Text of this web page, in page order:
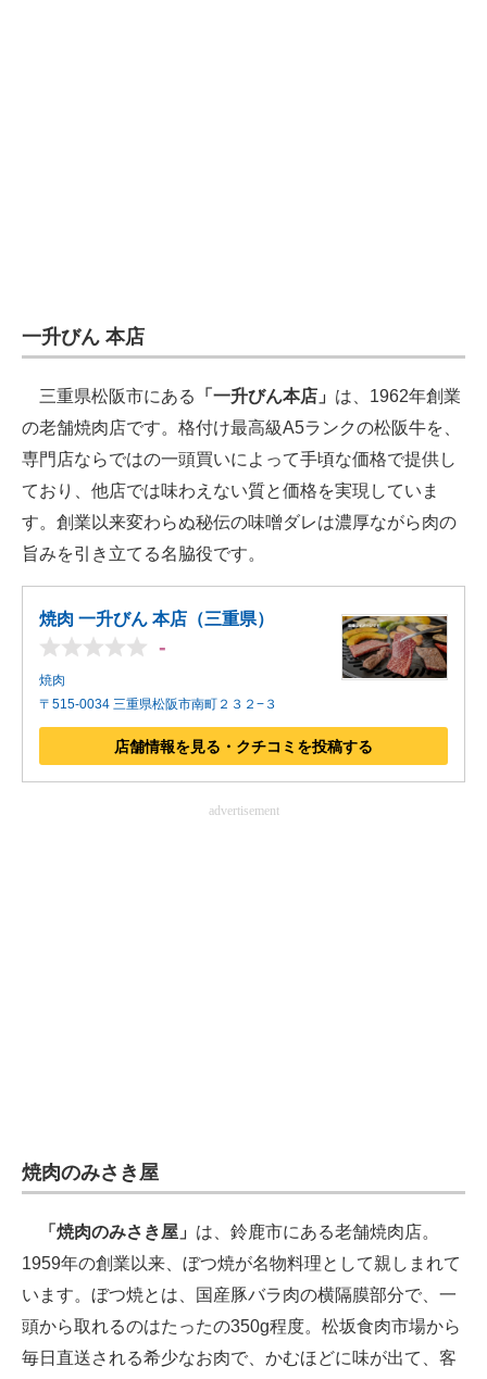
一升びん 本店
三重県松阪市にある 「一升びん本店」 は、1962年創業
の老舗焼肉店です。格付け最高級A5ランクの松阪牛を、
専門店ならではの一頭買いによって手頃な価格で提供し
ており、他店では味わえない質と価格を実現していま
す。創業以来変わらぬ秘伝の味噌ダレは濃厚ながら肉の
旨みを引き立てる名脇役です。
焼肉 一升びん 本店（三重県）
-
焼肉
〒515-0034 三重県松阪市南町２３２−３
店舗情報を見る・クチコミを投稿する
advertisement
焼肉のみさき屋
「焼肉のみさき屋」 は、鈴鹿市にある老舗焼肉店。
1959年の創業以来、ぼつ焼が名物料理として親しまれて
います。ぼつ焼とは、国産豚バラ肉の横隔膜部分で、一
頭から取れるのはたったの350g程度。松坂食肉市場から
毎日直送される希少なお肉で、かむほどに味が出て、客